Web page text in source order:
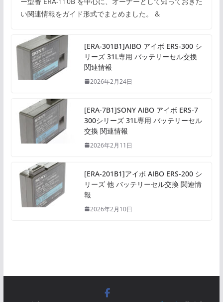
い関連情報をガイド形式でまとめました。 &
[ERA-301B1]AIBO アイボ ERS-300 シ
リーズ 31L専用 バッテリーセル交換
関連情報
2026年2月24日
[ERA-7B1]SONY AIBO アイボ ERS-7
300シリーズ 31L専用 バッテリーセル
交換 関連情報
2026年2月11日
[ERA-201B1]アイボ AIBO ERS-200 シ
リーズ 他 バッテリーセル交換 関連情
報
2026年2月10日